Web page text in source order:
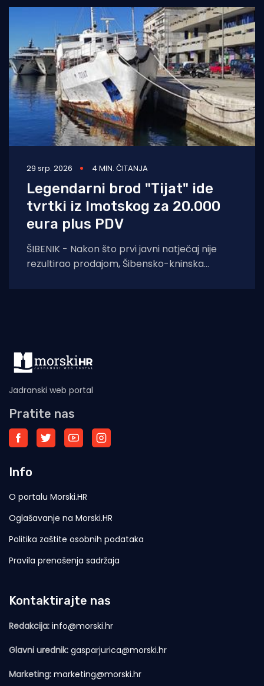
29 srp. 2026 4 MIN. ČITANJA
Legendarni brod "Tijat" ide
tvrtki iz Imotskog za 20.000
eura plus PDV
ŠIBENIK - Nakon što prvi javni natječaj nije
rezultirao prodajom, Šibensko-kninska
Jadranski web portal
Pratite nas
Info
O portalu Morski.HR
Oglašavanje na Morski.HR
Politika zaštite osobnih podataka
Pravila prenošenja sadržaja
Kontaktirajte nas
Redakcija: info@morski.hr
Glavni urednik: gasparjurica@morski.hr
Marketing: marketing@morski.hr